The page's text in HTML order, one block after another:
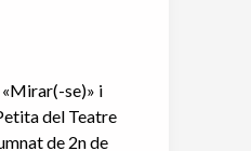
«Mirar(-se)» i
del Teatre
de 2n de